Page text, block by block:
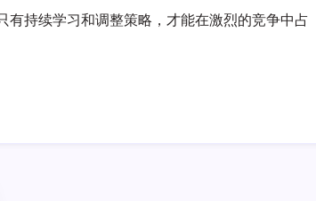
持续学习和调整策略，才能在激烈的竞争中占